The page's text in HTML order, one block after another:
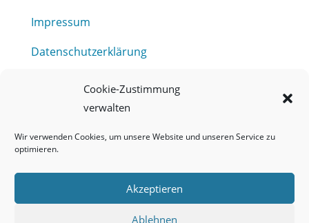
Cookie-Zustimmung
verwalten
Wir verwenden Cookies, um unsere Website und unseren Service zu
optimieren.
Akzeptieren
Ablehnen
Impressum
Datenschutzerklärung
Haftungsausschluss
Barrierefreiheitserklärung
Meldestelle (HinSchG) des Erftverbandes
Onlineportal Grundwassernutzung